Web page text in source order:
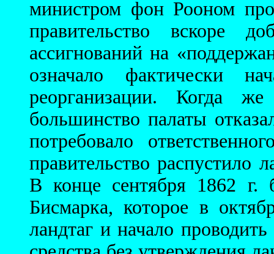
министром фон Рооном
правительство вскоре
ассигнований на
означало фактически
реорганизации. Когда
большинство палаты
потребовало
правительство распустило
В конце сентября 1862 г.
Бисмарка, которое в
ландтаг и начало